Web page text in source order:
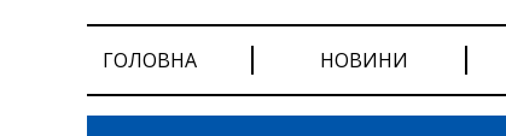
ГОЛОВНА НОВИНИ